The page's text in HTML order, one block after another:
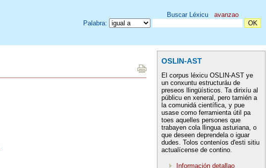
Buscar Léxicu avanzao
Palabra:
OSLIN-AST
El corpus léxicu OSLIN-AST ye
un conxuntu estructuráu de
preseos llingüísticos. Ta dirixíu al
públicu en xeneral, pero tamién a
la comunidá científica, y pue
usase como ferramienta útil pa
toes aquelles persones que
trabayen cola llingua asturiana, o
que deseen deprendela o iguar
dudes. Tolos conteníos d'esti sitiu
actualícense de contino.
Información detallao